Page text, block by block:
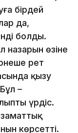
бірдей
да,
болды.
назарын өзіне
рет
қызу
–
үрдіс.
көрсетті.